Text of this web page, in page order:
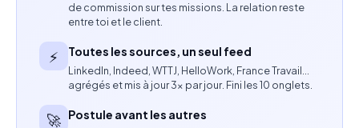
Coordonner les différents intervenants internes et
Préparer et animer les instances de gouvernance
de commission sur tes missions. La relation reste
entre toi et le client.
⚡ Toutes les sources, un seul feed
LinkedIn, Indeed, WTTJ, HelloWork, France Travail…
agrégés et mis à jour 3× par jour. Fini les 10 onglets.
🚀 Postule avant les autres